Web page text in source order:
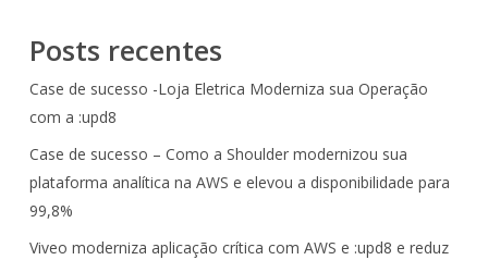
Posts recentes
Case de sucesso -Loja Eletrica Moderniza sua Operação
com a :upd8
Case de sucesso – Como a Shoulder modernizou sua
plataforma analítica na AWS e elevou a disponibilidade para
99,8%
Viveo moderniza aplicação crítica com AWS e :upd8 e reduz